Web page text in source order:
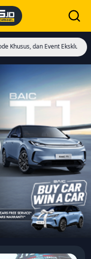
Event Eksklusif! Cristiano